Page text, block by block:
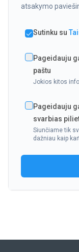
atsakymo
Sutinku su
Pageidauju
paštu
Jokios kitos
Pageidauju
svarbias
Siunčiame tik
dažniau kaip